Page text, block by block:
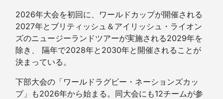
2026年大会を初回に、ワールドカップが開催される
2027年とブリティッシュ＆アイリッシュ・ライオン
ズのニュージーランドツアーが実施される2029年を
除き、 隔年で2028年と2030年と開催されることが
決まっている。
下部大会の「ワールドラグビー・ネーションズカッ
プ」も2026年から始まる。同大会にも12チームが参